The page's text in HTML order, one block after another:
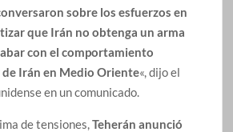
sobre los esfuerzos en
que Irán no obtenga un arma
con el comportamiento
Irán en Medio Oriente«, dijo el
en un comunicado.
de tensiones,Teherán anunció